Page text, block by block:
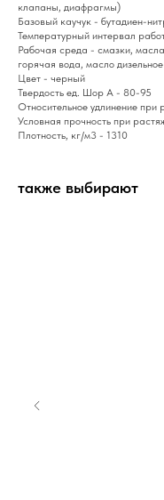
клапаны, диафрагмы)
Базовый каучук - бутадиен-
Температурный интервал
Рабочая среда - смазки,
горячая вода, масло дизельное
Цвет - черный
Твердость ед. Шор А - 80-95
Относительное удлинение
Условная прочность при
Плотность, кг/м3 - 1310
также выбирают